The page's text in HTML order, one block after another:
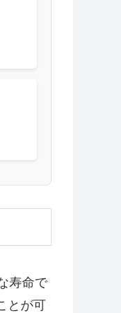
寿命で
とが可